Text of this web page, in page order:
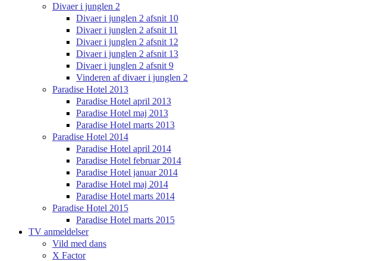
Divaer i junglen 2
Divaer i junglen 2 afsnit 10
Divaer i junglen 2 afsnit 11
Divaer i junglen 2 afsnit 12
Divaer i junglen 2 afsnit 13
Divaer i junglen 2 afsnit 9
Vinderen af divaer i junglen 2
Paradise Hotel 2013
Paradise Hotel april 2013
Paradise Hotel maj 2013
Paradise Hotel marts 2013
Paradise Hotel 2014
Paradise Hotel april 2014
Paradise Hotel februar 2014
Paradise Hotel januar 2014
Paradise Hotel maj 2014
Paradise Hotel marts 2014
Paradise Hotel 2015
Paradise Hotel marts 2015
TV anmeldelser
Vild med dans
X Factor